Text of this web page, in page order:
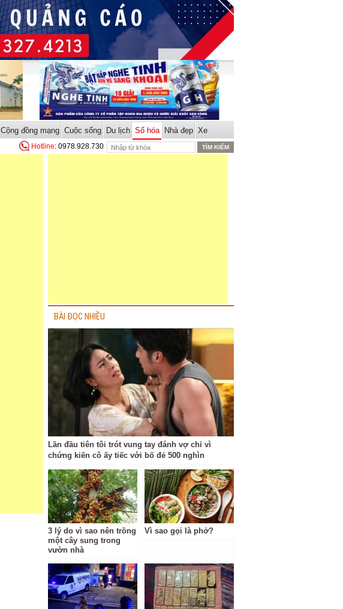
Cộng đồng mạng Cuộc sống Du lịch Số hóa Nhà đẹp Xe
Hotline: 0978.928.730
BÀI ĐỌC NHIỀU
Lần đầu tiên tôi trót vung tay đánh vợ chỉ vì
chứng kiến cô ấy tiếc với bố đẻ 500 nghìn
3 lý do vì sao nên trồng
một cây sung trong
vườn nhà
Vì sao gọi là phở?